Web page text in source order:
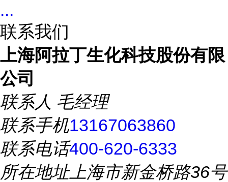
...
联系我们
上海阿拉丁生化科技股份有限
公司
联系人 毛经理
联系手机13167063860
联系电话400-620-6333
所在地址上海市新金桥路36号